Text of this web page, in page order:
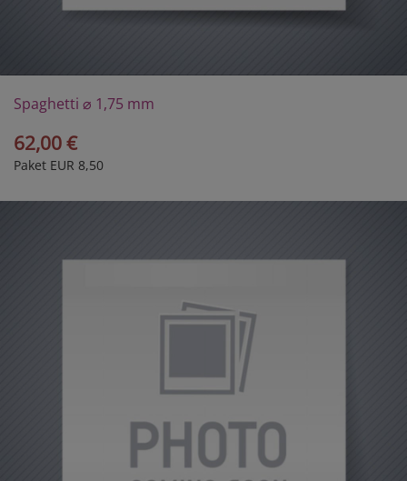
Spaghetti ⌀ 1,75 mm
62,00 €
Paket EUR 8,50